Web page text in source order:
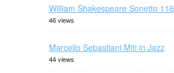
William Shakespeare Sonetto 116
46 views
Marcello Sebastiani Miti in Jazz
44 views